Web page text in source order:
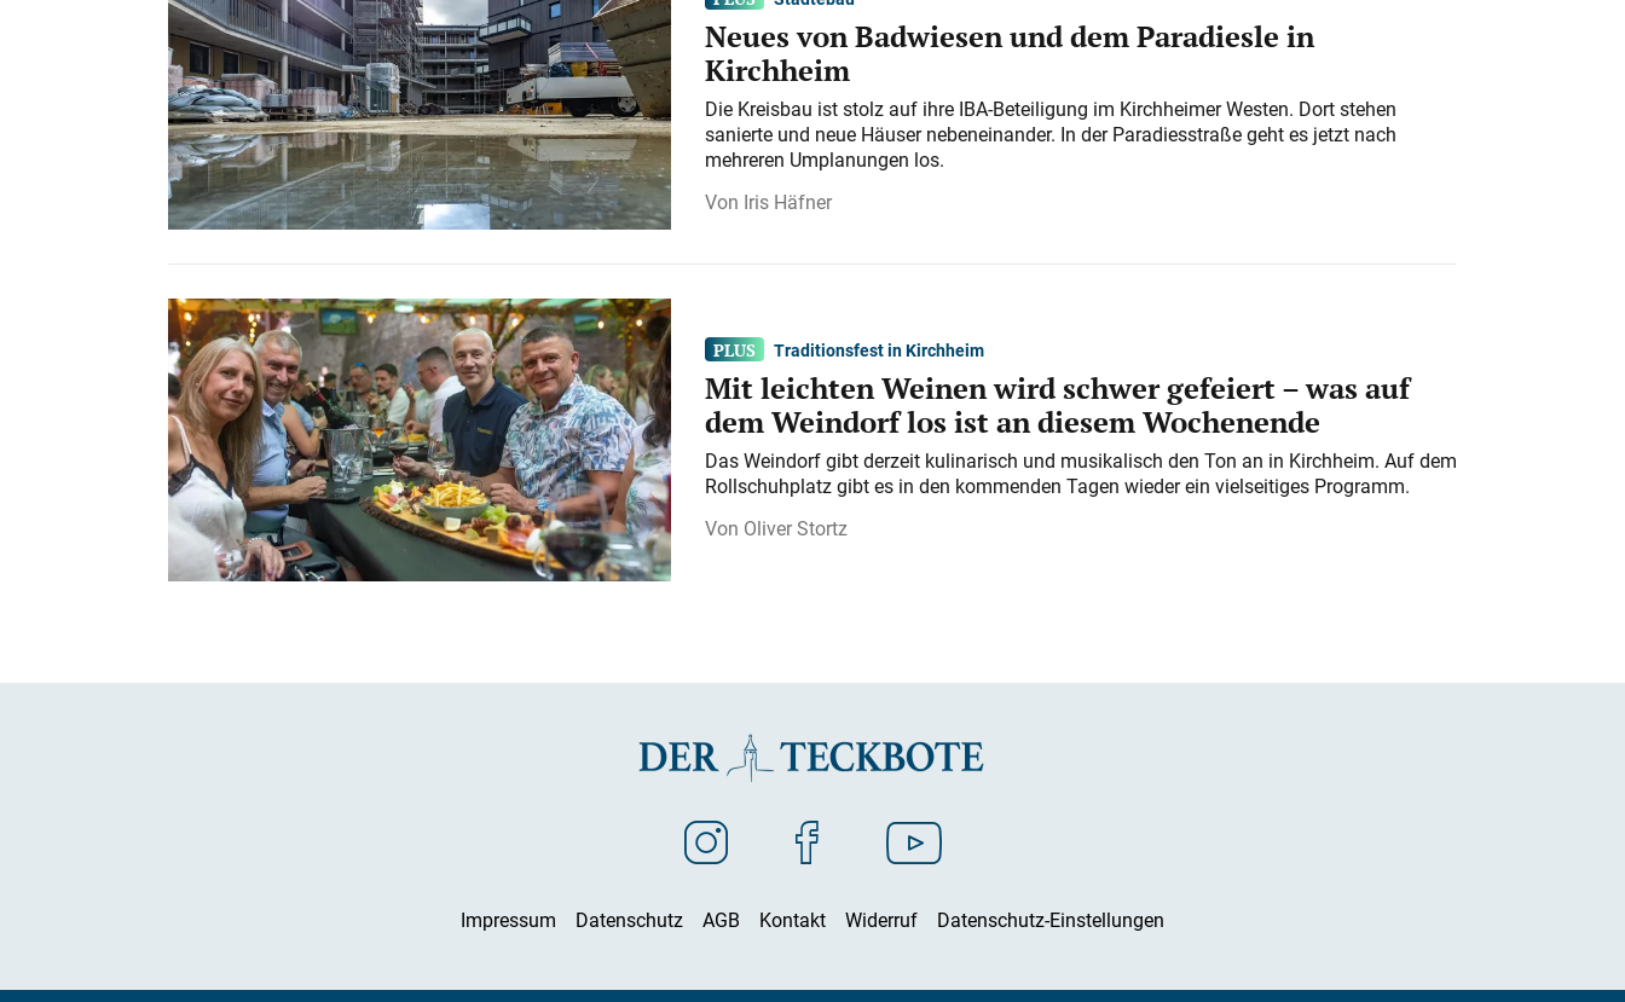
Neues von Badwiesen und dem Paradiesle in
Kirchheim
Die Kreisbau ist stolz auf ihre IBA-Beteiligung im Kirchheimer Westen. Dort stehen
sanierte und neue Häuser nebeneinander. In der Paradiesstraße geht es jetzt nach
mehreren Umplanungen los.
Iris Häfner
Traditionsfest in Kirchheim
Mit leichten Weinen wird schwer gefeiert – was auf
dem Weindorf los ist an diesem Wochenende
Das Weindorf gibt derzeit kulinarisch und musikalisch den Ton an in Kirchheim. Auf dem
Rollschuhplatz gibt es in den kommenden Tagen wieder ein vielseitiges Programm.
Oliver Stortz
Impressum Datenschutz AGB Kontakt Widerruf Datenschutz-Einstellungen